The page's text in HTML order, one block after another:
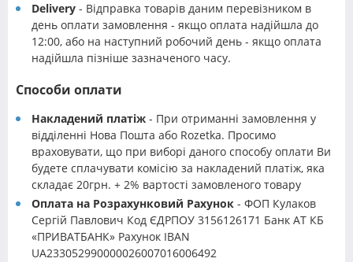
Delivery - Відправка товарів даним перевізником в
день оплати замовлення - якщо оплата надійшла до
12:00, або на наступний робочий день - якщо оплата
надійшла пізніше зазначеного часу.
Способи оплати
Накладений платіж - При отриманні замовлення у
відділенні Нова Пошта або Rozetka. Просимо
враховувати, що при виборі даного способу оплати Ви
будете сплачувати комісію за накладений платіж, яка
складає 20грн. + 2% вартості замовленого товару
Оплата на Розрахунковий Рахунок - ФОП Кулаков
Сергій Павлович Код ЄДРПОУ 3156126171 Банк АТ КБ
«ПРИВАТБАНК» Рахунок IBAN
UA233052990000026007016006492